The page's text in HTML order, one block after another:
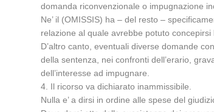
domanda riconvenzionale o impugnazione
Ne’ il (OMISSIS) ha – del resto –
relazione al quale avrebbe potuto concepirsi
D’altro canto, eventuali diverse domande
della sentenza, nei confronti dell’erario,
dell’interesse ad impugnare.
4. Il ricorso va dichiarato inammissibile.
Nulla e’ a dirsi in ordine alle spese del